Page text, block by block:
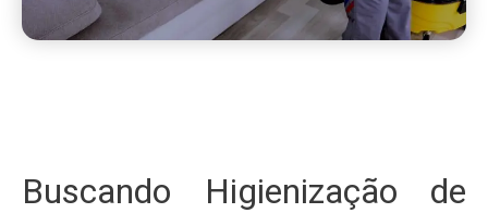
Buscando Higienização de